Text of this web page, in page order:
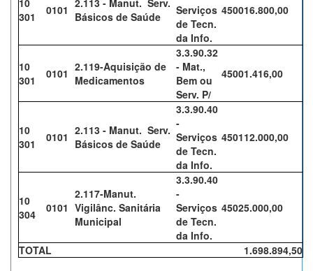
10
301
0101 2.113 - Manut. Serv.
Básicos de Saúde
Serviços
de Tecn.
da Info.
450016.800,00
10
301
0101 2.119-Aquisição de
Medicamentos
3.3.90.32
- Mat.,
Bem ou
Serv. P/
45001.416,00
10
301
0101 2.113 - Manut. Serv.
Básicos de Saúde
3.3.90.40
-
Serviços
de Tecn.
da Info.
450112.000,00
10
304
0101
2.117-Manut.
Vigilânc. Sanitária
Municipal
3.3.90.40
-
Serviços
de Tecn.
da Info.
45025.000,00
TOTAL 1.698.894,50